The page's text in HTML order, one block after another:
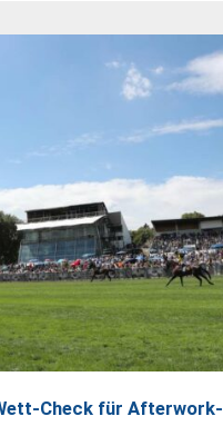
Check für Afterwork-